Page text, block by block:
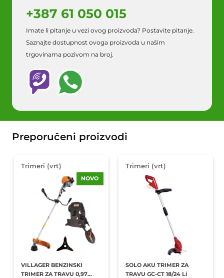
+387 61 050 015
Imate li pitanje u vezi ovog proizvoda? Postavite pitanje.
Saznajte dostupnost ovoga proizvoda u našim
trgovinama pozivom na broj.
Preporučeni proizvodi
Trimeri (vrt)
NOVO
VILLAGER BENZINSKI
TRIMER ZA TRAVU 0,97
Trimeri (vrt)
SOLO AKU TRIMER ZA
TRAVU GC-CT 18/24 Li